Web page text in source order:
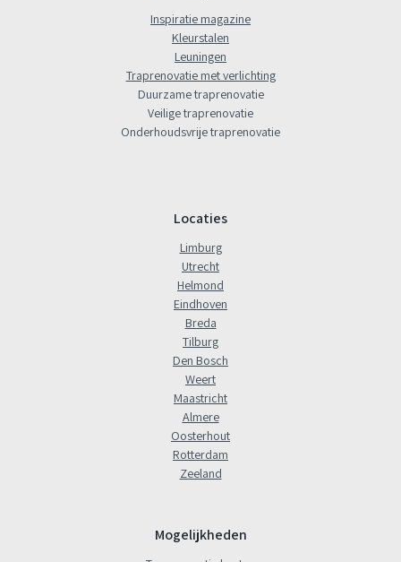
Inspiratie magazine
Kleurstalen
Leuningen
Traprenovatie met verlichting
Duurzame traprenovatie
Veilige traprenovatie
Onderhoudsvrije traprenovatie
Locaties
Limburg
Utrecht
Helmond
Eindhoven
Breda
Tilburg
Den Bosch
Weert
Maastricht
Almere
Oosterhout
Rotterdam
Zeeland
Mogelijkheden